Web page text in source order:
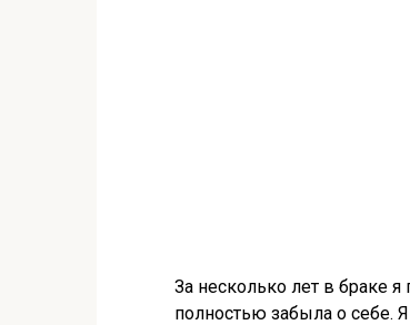
За несколько лет в браке я
полностью забыла о себе.